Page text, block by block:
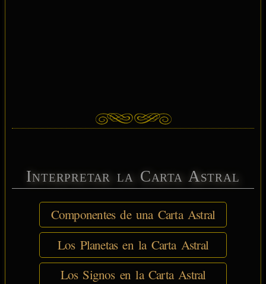
Interpretar la Carta Astral
Componentes de una Carta Astral
Los Planetas en la Carta Astral
Los Signos en la Carta Astral